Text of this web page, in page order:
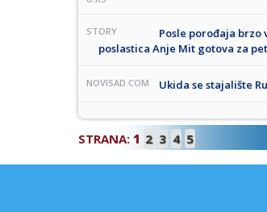
STORY
Posle porođaja brzo
poslastica Anje Mit gotova za
NOVISAD.COM Ukida se stajalište
STRANA: 1 2 3 4 5